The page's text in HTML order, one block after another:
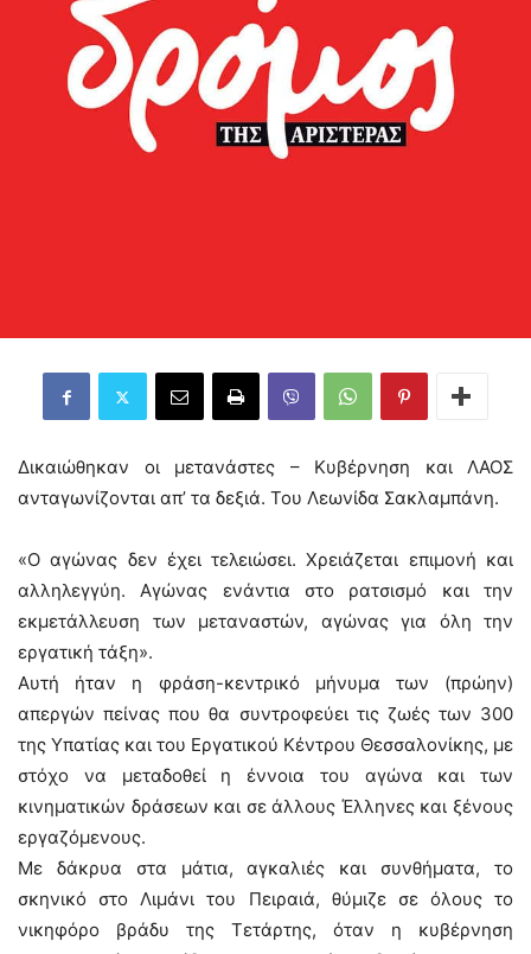
Δικαιώθηκαν οι μετανάστες – Κυβέρνηση και ΛΑΟΣ
ανταγωνίζονται απ’ τα δεξιά. Του Λεωνίδα Σακλαμπάνη.
«Ο αγώνας δεν έχει τελειώσει. Χρειάζεται επιμονή και
αλληλεγγύη. Αγώνας ενάντια στο ρατσισμό και την
εκμετάλλευση των μεταναστών, αγώνας για όλη την
εργατική τάξη».
Αυτή ήταν η φράση-κεντρικό μήνυμα των (πρώην)
απεργών πείνας που θα συντροφεύει τις ζωές των 300
της Υπατίας και του Εργατικού Κέντρου Θεσσαλονίκης, με
στόχο να μεταδοθεί η έννοια του αγώνα και των
κινηματικών δράσεων και σε άλλους Έλληνες και ξένους
εργαζόμενους.
Με δάκρυα στα μάτια, αγκαλιές και συνθήματα, το
σκηνικό στο Λιμάνι του Πειραιά, θύμιζε σε όλους το
νικηφόρο βράδυ της Τετάρτης, όταν η κυβέρνηση